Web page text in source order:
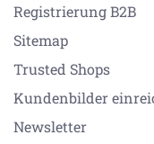
Registrierung B2B
Sitemap
Trusted Shops
Kundenbilder
Newsletter